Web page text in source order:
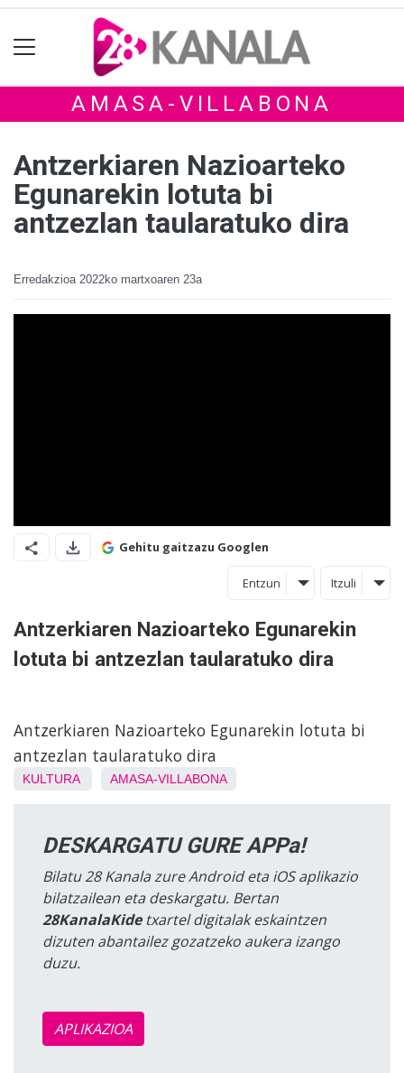
AMASA-VILLABONA
Antzerkiaren Nazioarteko
Egunarekin lotuta bi
antzezlan taularatuko dira
Erredakzioa 2022ko martxoaren 23a
Gehitu gaitzazu Googlen
Entzun Itzuli
Antzerkiaren Nazioarteko Egunarekin
lotuta bi antzezlan taularatuko dira
Antzerkiaren Nazioarteko Egunarekin lotuta bi
antzezlan taularatuko dira
KULTURA AMASA-VILLABONA
DESKARGATU GURE APPa!
Bilatu 28 Kanala zure Android eta iOS aplikazio
bilatzailean eta deskargatu. Bertan
28KanalaKidetxartel digitalak eskaintzen
dizuten abantailez gozatzeko aukera izango
duzu.
APLIKAZIOA